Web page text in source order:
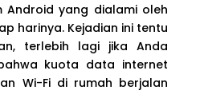
Android yang dialami oleh
harinya. Kejadian ini tentu
terlebih lagi jika Anda
kuota data internet
Wi-Fi di rumah berjalan